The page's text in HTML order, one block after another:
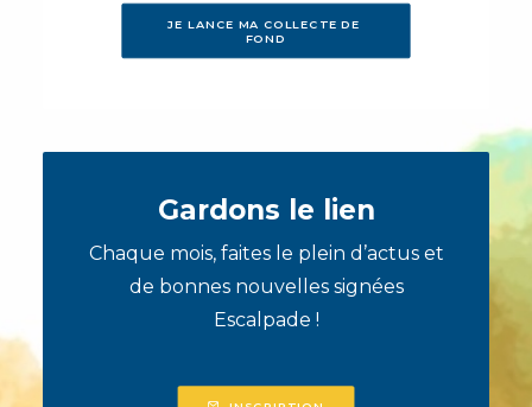
JE LANCE MA COLLECTE DE
FOND
Gardons le lien
Chaque mois, faites le plein d’actus et
de bonnes nouvelles signées
Escalpade !